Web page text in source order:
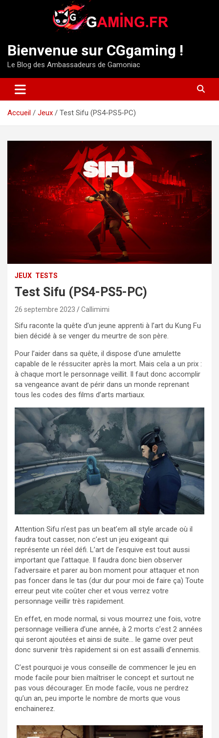
Bienvenue sur CGgaming !
Le Blog des Ambassadeurs de Gamoniac
Accueil Jeux Test Sifu (PS4-PS5-PC)
JEUX TESTS
Test Sifu (PS4-PS5-PC)
26 septembre 2023 Callimimi
Sifu raconte la quête d’un jeune apprenti à l’art du Kung Fu
bien décidé à se venger du meurtre de son père.
Pour l’aider dans sa quête, il dispose d’une amulette
capable de le réssuciter après la mort. Mais cela a un prix :
à chaque mort le personnage veillit. Il faut donc accomplir
sa vengeance avant de périr dans un monde reprenant
tous les codes des films d’arts martiaux.
Attention Sifu n’est pas un beat’em all style arcade où il
faudra tout casser, non c’est un jeu exigeant qui
représente un réel défi. L’art de l’esquive est tout aussi
important que l’attaque. Il faudra donc bien observer
l’adversaire et parer au bon moment pour attaquer et non
pas foncer dans le tas (dur dur pour moi de faire ça) Toute
erreur peut vite coûter cher et vous verrez votre
personnage veillir très rapidement.
En effet, en mode normal, si vous mourrez une fois, votre
personnage veilliera d’une année, à 2 morts c’est 2 années
qui seront ajoutées et ainsi de suite… le game over peut
donc survenir très rapidement si on est assailli d’ennemis.
C’est pourquoi je vous conseille de commencer le jeu en
mode facile pour bien maîtriser le concept et surtout ne
pas vous décourager. En mode facile, vous ne perdrez
qu’un an, peu importe le nombre de morts que vous
enchainerez.